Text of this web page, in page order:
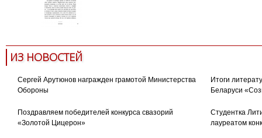
ИЗ НОВОСТЕЙ
Сергей Арутюнов награжден грамотой Министерства
Обороны
Итоги
Беларуси
Поздравляем победителей конкурса свазорий
«Золотой Цицерон»
Студентка
лауреатом